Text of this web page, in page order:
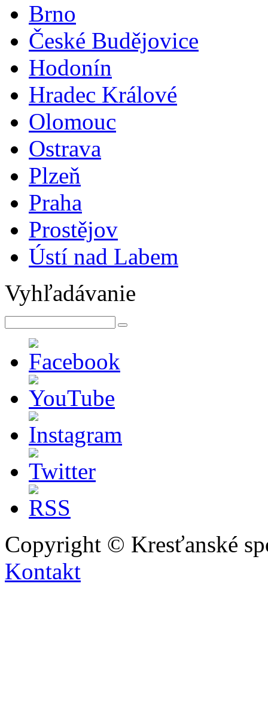
Brno
České Budějovice
Hodonín
Hradec Králové
Olomouc
Ostrava
Plzeň
Praha
Prostějov
Ústí nad Labem
Vyhľadávanie
Copyright © Kresťanské
Kontakt